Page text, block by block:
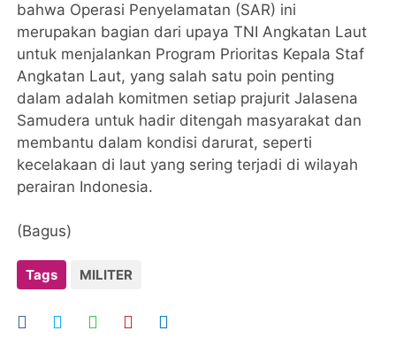
bahwa Operasi Penyelamatan (SAR) ini
merupakan bagian dari upaya TNI Angkatan Laut
untuk menjalankan Program Prioritas Kepala Staf
Angkatan Laut, yang salah satu poin penting
dalam adalah komitmen setiap prajurit Jalasena
Samudera untuk hadir ditengah masyarakat dan
membantu dalam kondisi darurat, seperti
kecelakaan di laut yang sering terjadi di wilayah
perairan Indonesia.
(Bagus)
Tags MILITER